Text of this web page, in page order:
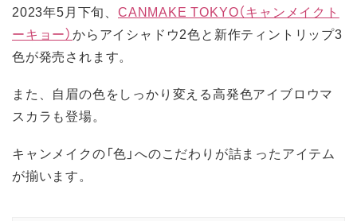
2023年5月下旬、 CANMAKE TOKYO（キャンメイクト
ーキョー）からアイシャドウ2色と新作ティントリップ3
色が発売されます。
また、自眉の色をしっかり変える高発色アイブロウマ
スカラも登場。
キャンメイクの「色」へのこだわりが詰まったアイテム
が揃います。